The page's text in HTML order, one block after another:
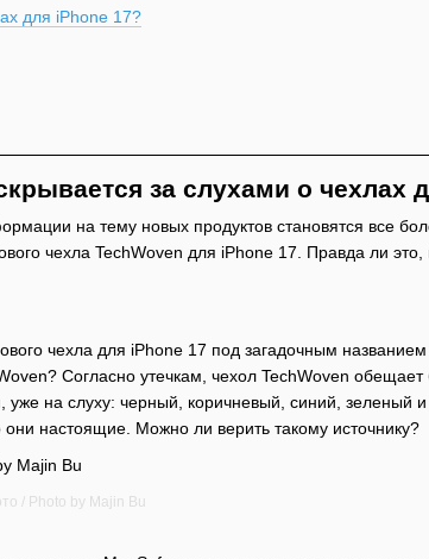
для iPhone 17?
за слухами о чехлах
на тему новых продуктов становятся все
чехла TechWoven для iPhone 17. Правда ли это,
чехла для iPhone 17 под загадочным
Согласно утечкам, чехол TechWoven
уже на слуху: черный, коричневый, синий, зеленый
настоящие. Можно ли верить такому источнику?
/ Photo by Majin Bu